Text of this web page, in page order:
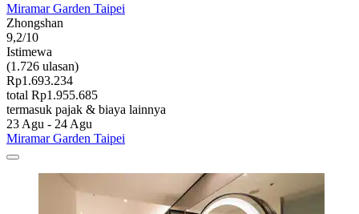
Miramar Garden Taipei
Zhongshan
9,2/10
Istimewa
(1.726 ulasan)
Rp1.693.234
total Rp1.955.685
termasuk pajak & biaya lainnya
23 Agu - 24 Agu
Miramar Garden Taipei